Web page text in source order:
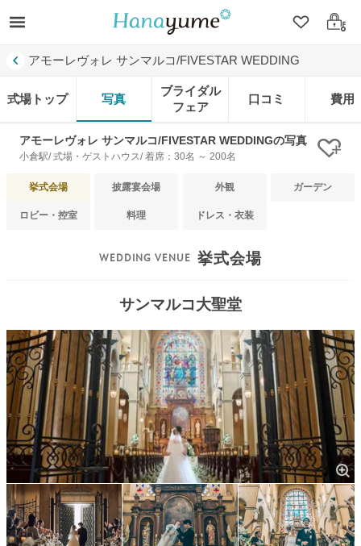
クリップ
ログ
アモーレヴォレ サンマルコ/FIVESTAR WEDDING
式場トップ 写真
ブライダル
フェア
口コミ 費用
アモーレヴォレ サンマルコ/FIVESTAR WEDDINGの写真
小倉駅/ 式場・ゲストハウス/ 着席：30名 ～ 200名 ク
挙式会場 披露宴会場 外観 ガーデン
ロビー・控室 料理 ドレス・衣装
挙式会場
サンマルコ大聖堂